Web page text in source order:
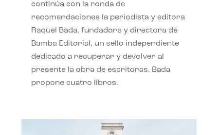
continúa con la ronda de
recomendaciones la periodista y editora
Raquel Bada, fundadora y directora de
Bamba Editorial, un sello independiente
dedicado a recuperar y devolver al
presente la obra de escritoras. Bada
propone cuatro libros.